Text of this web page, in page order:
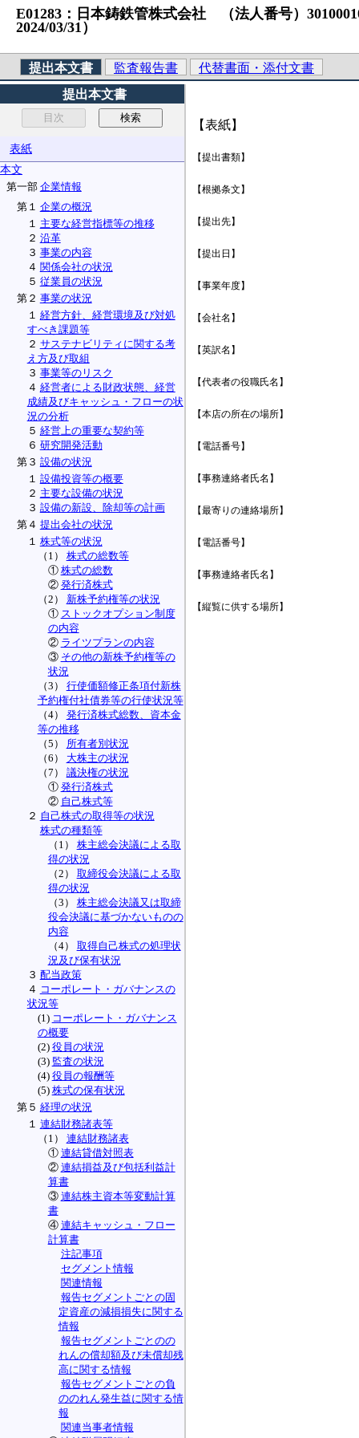
E01283：日本鋳鉄管株式会社 （法人番号）
2024/03/31）
提出本文書 監査報告書
代替書面・添付文書
提出本文書